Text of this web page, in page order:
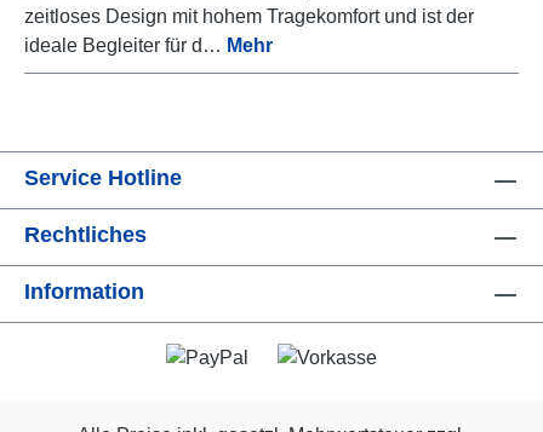
zeitloses Design mit hohem Tragekomfort und ist der
ideale Begleiter für d… Mehr
Service Hotline
Rechtliches
Information